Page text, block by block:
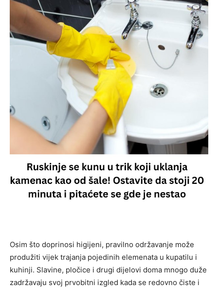
Osim što doprinosi higijeni, pravilno održavanje može
produžiti vijek trajanja pojedinih elemenata u kupatilu i
kuhinji. Slavine, pločice i drugi dijelovi doma mnogo duže
zadržavaju svoj prvobitni izgled kada se redovno čiste i